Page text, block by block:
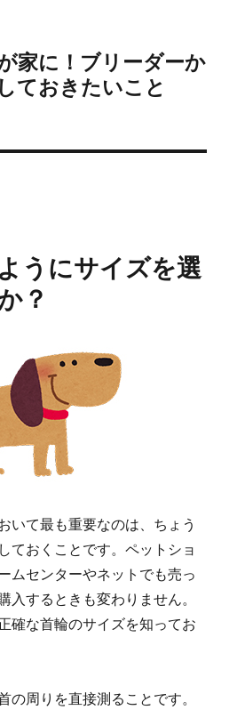
家に！ブリーダーか
ておきたいこと
うにサイズを選
？
いて最も重要なのは、ちょう
ておくことです。ペットショ
ムセンターやネットでも売っ
入するときも変わりません。
確な首輪のサイズを知ってお
の周りを直接測ることです。